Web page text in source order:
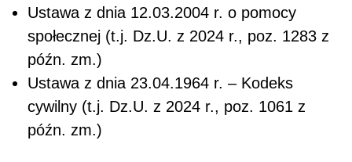
Ustawa z dnia 12.03.2004 r. o pomocy
społecznej (t.j. Dz.U. z 2024 r., poz. 1283 z
późn. zm.)
Ustawa z dnia 23.04.1964 r. – Kodeks
cywilny (t.j. Dz.U. z 2024 r., poz. 1061 z
późn. zm.)